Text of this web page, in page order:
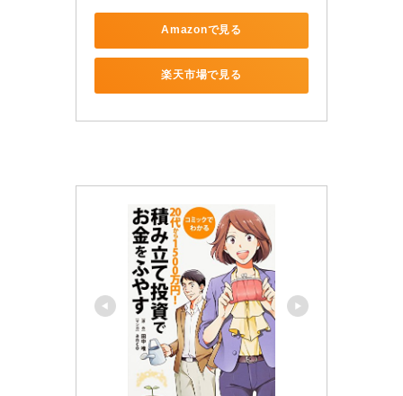
Amazonで見る
楽天市場で見る